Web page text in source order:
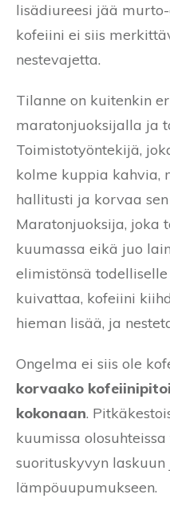
lisädiureesi jää murto-
kofeiini ei siis
nestevajetta.
Tilanne on kuitenkin
maratonjuoksijalla ja
Toimistotyöntekijä,
kolme kuppia kahvia,
hallitusti ja korvaa
Maratonjuoksija, joka
kuumassa eikä juo
elimistönsä
kuivattaa, kofeiini
hieman lisää, ja
Ongelma ei siis ole
korvaako
kokonaan.
kuumissa
suorituskyvyn
lämpöuupumukseen.